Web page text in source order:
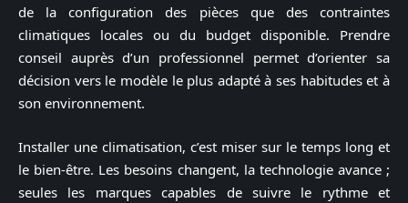
de la configuration des pièces que des contraintes
climatiques locales ou du budget disponible. Prendre
conseil auprès d’un professionnel permet d’orienter sa
décision vers le modèle le plus adapté à ses habitudes et à
son environnement.
Installer une climatisation, c’est miser sur le temps long et
le bien-être. Les besoins changent, la technologie avance ;
seules les marques capables de suivre le rythme et